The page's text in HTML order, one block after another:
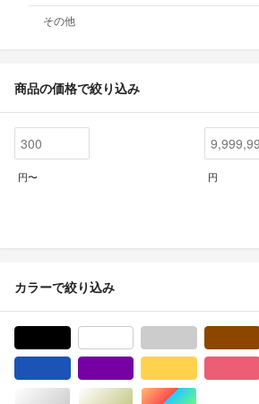
その他
商品の価格で絞り込み
円〜 円
カラーで絞り込み
シルバー/銀色系ゴールド/金色系マルチカラー